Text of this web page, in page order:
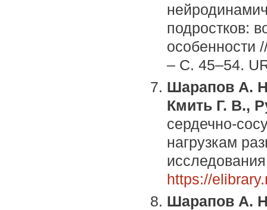
подростков:
особенности
– С. 45–54.
Шарапов А.
Кмить Г. В.,
сердечно-
нагрузкам
https://
Шарапов А.